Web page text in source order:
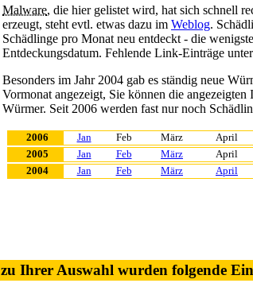
Malware, die hier gelistet wird, hat sich schnell
erzeugt, steht evtl. etwas dazu im Weblog.
Schädlinge pro Monat neu entdeckt - die
Entdeckungsdatum. Fehlende Link-Einträge unter
Besonders im Jahr 2004 gab es ständig neue
Vormonat angezeigt, Sie können die
Würmer. Seit 2006 werden fast nur noch
2006 Jan Feb März April
2005
Jan Feb März April
2004
Jan Feb März April
zu Ihrer Auswahl wurden folgende